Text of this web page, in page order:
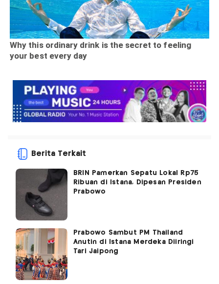
Berita Terkait
BRIN Pamerkan Sepatu Lokal Rp75
Ribuan di Istana, Dipesan Presiden
Prabowo
Prabowo Sambut PM Thailand
Anutin di Istana Merdeka Diiringi
Tari Jaipong